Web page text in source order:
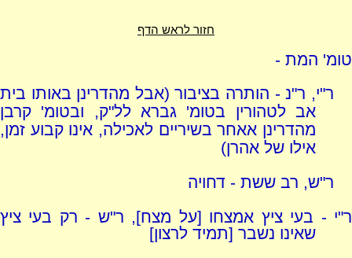
חזור לראש הדף
טומ' המת -
ר"י, ר"נ - הותרה בציבור (אבל מהדרינן באותו בית
אב לטהורין בטומ' גברא לל"ק, ובטומ' קרבן
מהדרינן אאחר בשיריים לאכילה, אינו קבוע זמן,
אילו של אהרן)
ר"ש, רב ששת - דחויה
ר"י - בעי ציץ אמצחו [על מצח], ר"ש - רק בעי ציץ
שאינו נשבר [תמיד לרצון]